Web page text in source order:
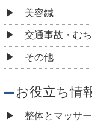
美容鍼
交通事故・む
その他
お役立ち情
整体とマッサ